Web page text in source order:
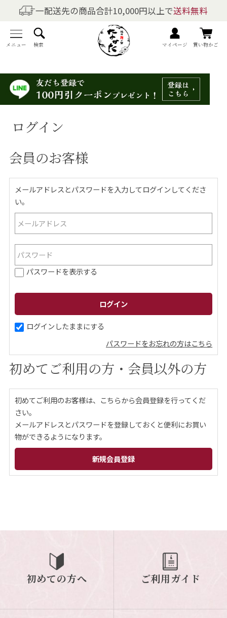
一配送先の商品合計10,000円以上で送料無料
メニュー 検索 マイページ 買い物かご
商品を探す
全商品一覧
梅干しの商品一覧
梅酒の商品一覧
梅製品・その他の商品一覧
メニュー
トップページ
マイページ
ご案内
ギフトサービス
について
お問い合わせ
0120-12-2486
【営業時間】8:30～17:30
休業日：日曜・祝日／土曜は不定休
お問い合わせフォームはこちら
ログイン
会員のお客様
メールアドレスとパスワードを入力してログインしてくださ
い。
パスワードを表示する
ログインしたままにする
パスワードをお忘れの方はこちら
初めてご利用の方・会員以外の方
初めてご利用のお客様は、こちらから会員登録を行ってくだ
さい。
メールアドレスとパスワードを登録しておくと便利にお買い
物ができるようになります。
初めての方へ ご利用ガイド